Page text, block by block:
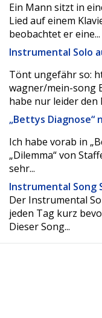
Ein Mann sitzt in
Lied auf einem
beobachtet er eine...
Instrumental Solo
Tönt ungefähr so:
wagner/mein-song
habe nur leider den
„Bettys Diagnose“
Ich habe vorab in
„Dilemma“ von
sehr...
Instrumental Song
Der Instrumental
jeden Tag kurz
Dieser Song...